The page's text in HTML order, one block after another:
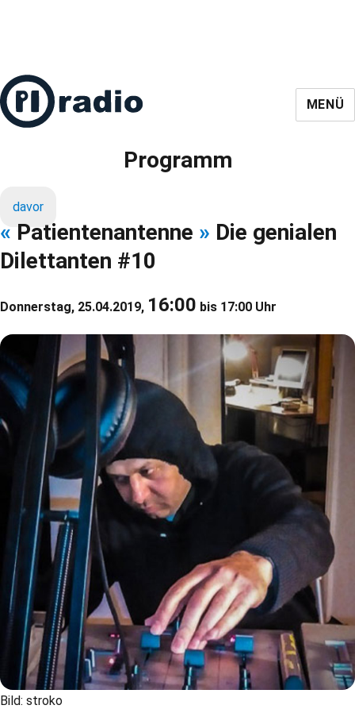
MENÜ
Programm
davor
« Patientenantenne » Die genialen
Dilettanten #10
Donnerstag, 25.04.2019, 16:00 bis 17:00 Uhr
Bild: stroko